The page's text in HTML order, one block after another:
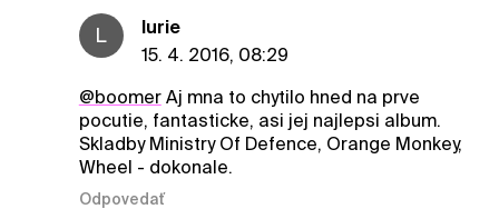
L
lurie
15. 4. 2016, 08:29
@boomerAj mna to chytilo hned na prve
pocutie, fantasticke, asi jej najlepsi album.
Skladby Ministry Of Defence, Orange Monkey,
Wheel - dokonale.
Odpovedať